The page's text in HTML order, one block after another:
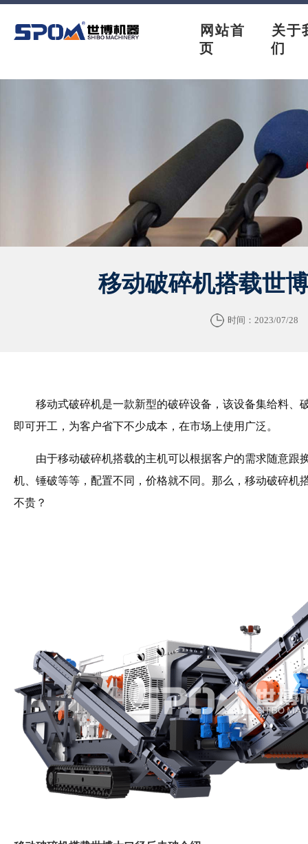
网站首
页
关于
们
移动破碎机搭载世
时间：2023/07/28
移动式破碎机是一款新型的破碎设备，该设备集给料、
即可开工，为客户省下不少成本，在市场上使用广泛。
由于移动破碎机搭载的主机可以根据客户的需求随意跟
机、锤破等等，配置不同，价格就不同。那么，移动破碎机
不贵？